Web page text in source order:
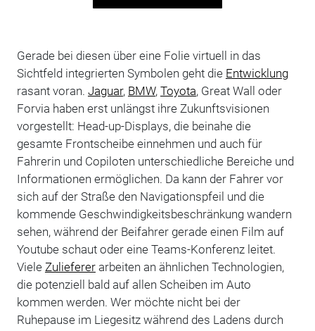
Gerade bei diesen über eine Folie virtuell in das
Sichtfeld integrierten Symbolen geht die Entwicklung
rasant voran. Jaguar, BMW, Toyota, Great Wall oder
Forvia haben erst unlängst ihre Zukunftsvisionen
vorgestellt: Head-up-Displays, die beinahe die
gesamte Frontscheibe einnehmen und auch für
Fahrerin und Copiloten unterschiedliche Bereiche und
Informationen ermöglichen. Da kann der Fahrer vor
sich auf der Straße den Navigationspfeil und die
kommende Geschwindigkeitsbeschränkung wandern
sehen, während der Beifahrer gerade einen Film auf
Youtube schaut oder eine Teams-Konferenz leitet.
Viele Zuliefererarbeiten an ähnlichen Technologien,
die potenziell bald auf allen Scheiben im Auto
kommen werden. Wer möchte nicht bei der
Ruhepause im Liegesitz während des Ladens durch